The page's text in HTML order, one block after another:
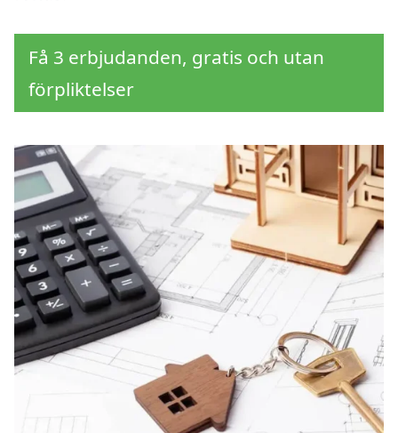
Få 3 erbjudanden, gratis och utan
förpliktelser